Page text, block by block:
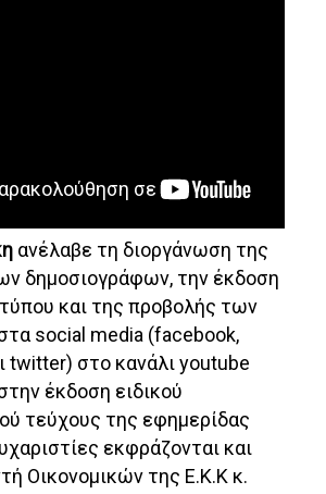
ανέλαβε τη διοργάνωση της
δημοσιογράφων, την έκδοση
και της προβολής των
social media (facebook,
twitter) στο κανάλι youtube
έκδοση ειδικού
τεύχους της εφημερίδας
εκφράζονται και
Οικονομικών της Ε.Κ.Κ κ.